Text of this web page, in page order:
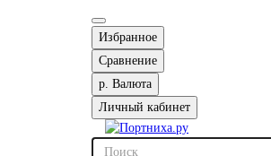
Избранное
Сравнение
р. Валюта
Личный кабинет